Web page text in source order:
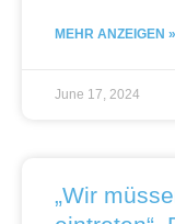
MEHR ANZEIGEN »
June 17, 2024
„Wir